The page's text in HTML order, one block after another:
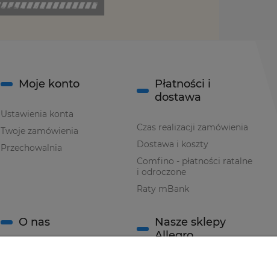
Moje konto
Ustawienia konta
Twoje zamówienia
Przechowalnia
Płatności i
dostawa
Czas realizacji zamówienia
Dostawa i koszty
Comfino - płatności ratalne
i odroczone
Raty mBank
O nas
Nasze sklepy
Allegro